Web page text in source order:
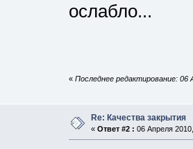
ослабло...
« Последнее редактирование: 06
Re: Качества закрытия
« Ответ #2 : 06 Апреля